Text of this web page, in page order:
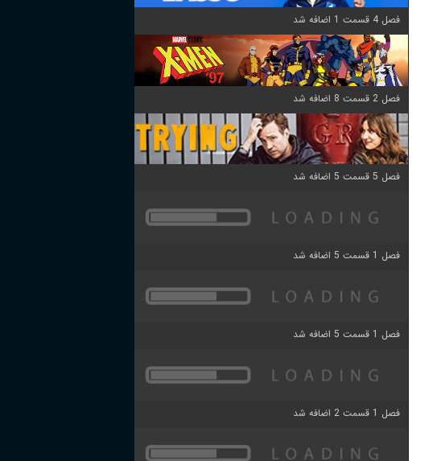
فصل 4 قسمت 1 اضافه شد
فصل 2 قسمت 8 اضافه شد
فصل 5 قسمت 5 اضافه شد
فصل 1 قسمت 5 اضافه شد
فصل 1 قسمت 5 اضافه شد
فصل 1 قسمت 2 اضافه شد